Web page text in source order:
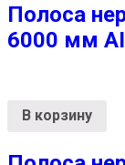
Полоса
6000 мм
В корзину